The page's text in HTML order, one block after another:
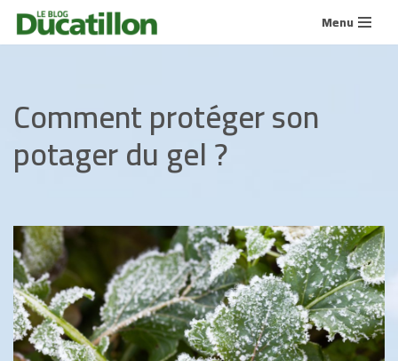
Aller
Menu
Comment protéger son
potager du gel ?